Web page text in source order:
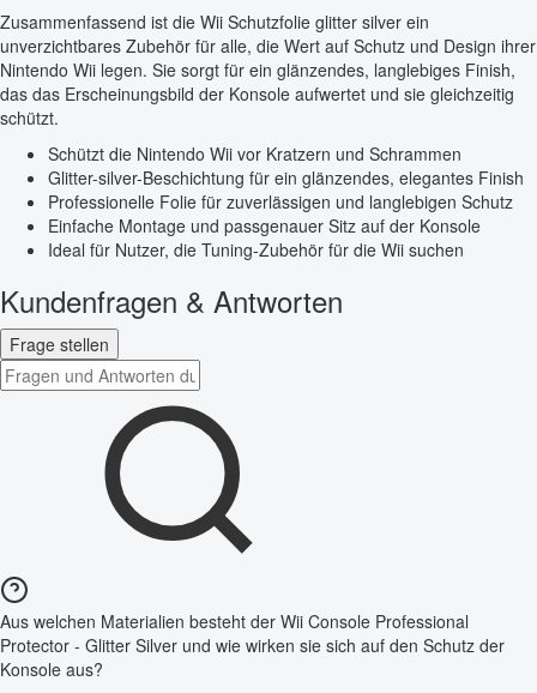
Zusammenfassend ist die Wii Schutzfolie glitter silver ein
unverzichtbares Zubehör für alle, die Wert auf Schutz und Design ihrer
Nintendo Wii legen. Sie sorgt für ein glänzendes, langlebiges Finish,
das das Erscheinungsbild der Konsole aufwertet und sie gleichzeitig
schützt.
Schützt die Nintendo Wii vor Kratzern und Schrammen
Glitter-silver-Beschichtung für ein glänzendes, elegantes Finish
Professionelle Folie für zuverlässigen und langlebigen Schutz
Einfache Montage und passgenauer Sitz auf der Konsole
Ideal für Nutzer, die Tuning-Zubehör für die Wii suchen
Kundenfragen & Antworten
Frage stellen
Aus welchen Materialien besteht der Wii Console Professional
Protector - Glitter Silver und wie wirken sie sich auf den Schutz der
Konsole aus?